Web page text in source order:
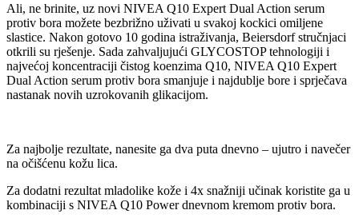
Ali, ne brinite, uz novi NIVEA Q10 Expert Dual Action serum
protiv bora možete bezbrižno uživati u svakoj kockici omiljene
slastice. Nakon gotovo 10 godina istraživanja, Beiersdorf stručnjaci
otkrili su rješenje. Sada zahvaljujući GLYCOSTOP tehnologiji i
najvećoj koncentraciji čistog koenzima Q10, NIVEA Q10 Expert
Dual Action serum protiv bora smanjuje i najdublje bore i sprječava
nastanak novih uzrokovanih glikacijom.
Za najbolje rezultate, nanesite ga dva puta dnevno – ujutro i navečer
na očišćenu kožu lica.
Za dodatni rezultat mladolike kože i 4x snažniji učinak koristite ga u
kombinaciji s NIVEA Q10 Power dnevnom kremom protiv bora.